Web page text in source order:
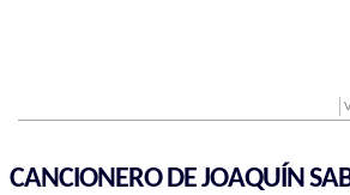
CANCIONERO DE JOAQUÍN